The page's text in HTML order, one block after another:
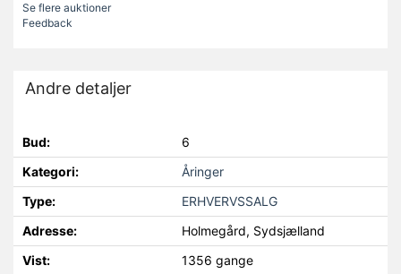
Se flere auktioner
Feedback
Andre detaljer
Bud:
6
Kategori:
Åringer
Type:
ERHVERVSSALG
Adresse:
Holmegård, Sydsjælland
Vist:
1356 gange